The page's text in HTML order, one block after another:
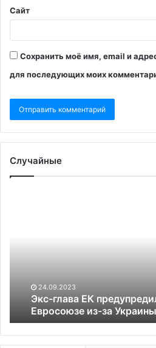
Сайт
Сохранить моё имя, email и
для последующих моих
Случайные
Евросоюзе
Украины
24.09.2023
Экс-глава ЕК предупредил
Евросоюзе из-за Украины